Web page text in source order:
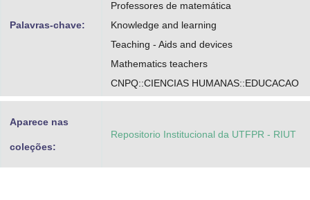
Palavras-chave:
Professores de matemática
Knowledge and learning
Teaching - Aids and devices
Mathematics teachers
CNPQ::CIENCIAS HUMANAS::EDUCACAO
Aparece nas
coleções:
Repositorio Institucional da UTFPR - RIUT